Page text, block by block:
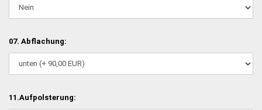
07. Abflachung:
11.Aufpolsterung: